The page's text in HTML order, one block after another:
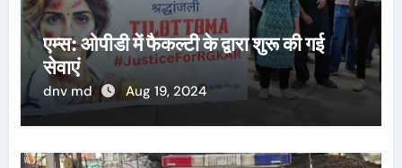
एम्स: ओपीडी में फैकल्टी के द्वारा शुरू की गई
सेवाएं
dnv md Aug 19, 2024